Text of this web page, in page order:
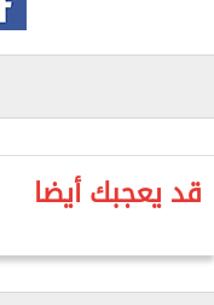
- الحفاظ على
- عزائي الوحيد أن
المصريون وقبلنا الله
-الدولة المصرية
- نحن حريصون في
أمكن؛ لأن الله
قد يعجبك أيضا